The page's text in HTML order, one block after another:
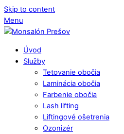
Skip to content
Menu
Úvod
Služby
Tetovanie obočia
Laminácia obočia
Farbenie obočia
Lash lifting
Liftingové ošetrenia
Ozonizér